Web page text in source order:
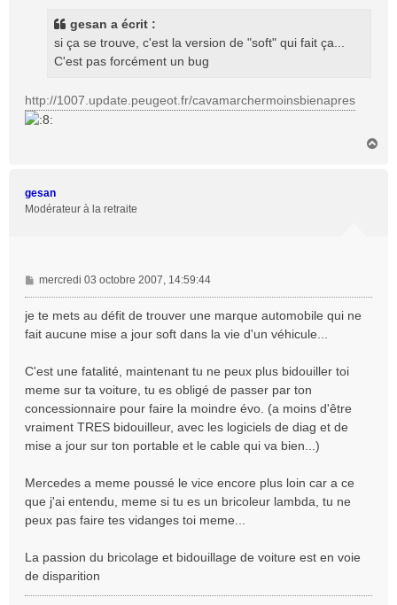
gesan a écrit :
si ça se trouve, c'est la version de "soft" qui fait ça...
C'est pas forcément un bug
http://1007.update.peugeot.fr/cavamarchermoinsbienapres
gesan
Modérateur à la retraite
M
e
s
s
a
e
mercredi 03 octobre 2007, 14:59:44
je te mets au défit de trouver une marque automobile qui ne
fait aucune mise a jour soft dans la vie d'un véhicule...
C'est une fatalité, maintenant tu ne peux plus bidouiller toi
meme sur ta voiture, tu es obligé de passer par ton
concessionnaire pour faire la moindre évo. (a moins d'être
vraiment TRES bidouilleur, avec les logiciels de diag et de
mise a jour sur ton portable et le cable qui va bien...)
Mercedes a meme poussé le vice encore plus loin car a ce
que j'ai entendu, meme si tu es un bricoleur lambda, tu ne
peux pas faire tes vidanges toi meme...
La passion du bricolage et bidouillage de voiture est en voie
de disparition